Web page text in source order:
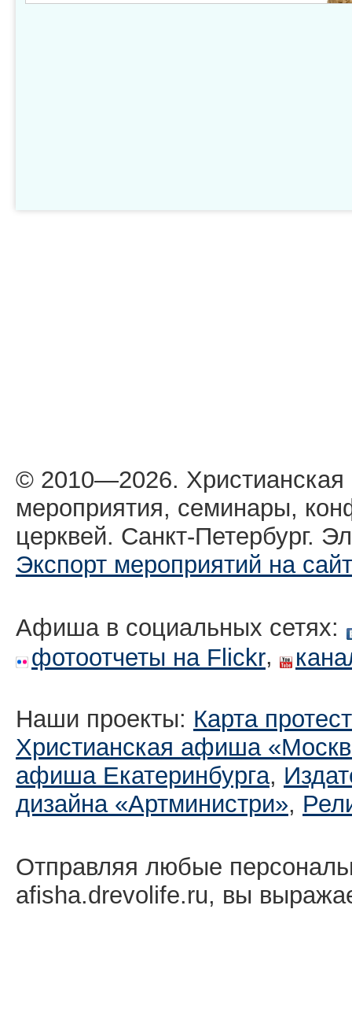
© 2010—2026.
мероприятия, семинары,
церквей. Санкт-Петербург.
Экспорт мероприятий на сайт
Афиша в социальных сетях:
фотоотчеты на Flickr,
Наши проекты: Карта
Христианская афиша
афиша Екатеринбургa,
дизайна «Артминистри»,
Отправляя любые
afisha.drevolife.ru, вы